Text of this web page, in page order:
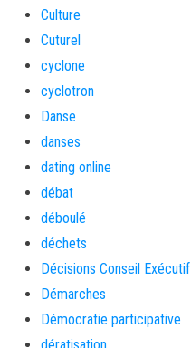
Culture
Cuturel
cyclone
cyclotron
Danse
danses
dating online
débat
déboulé
déchets
Décisions Conseil Exécutif
Démarches
Démocratie participative